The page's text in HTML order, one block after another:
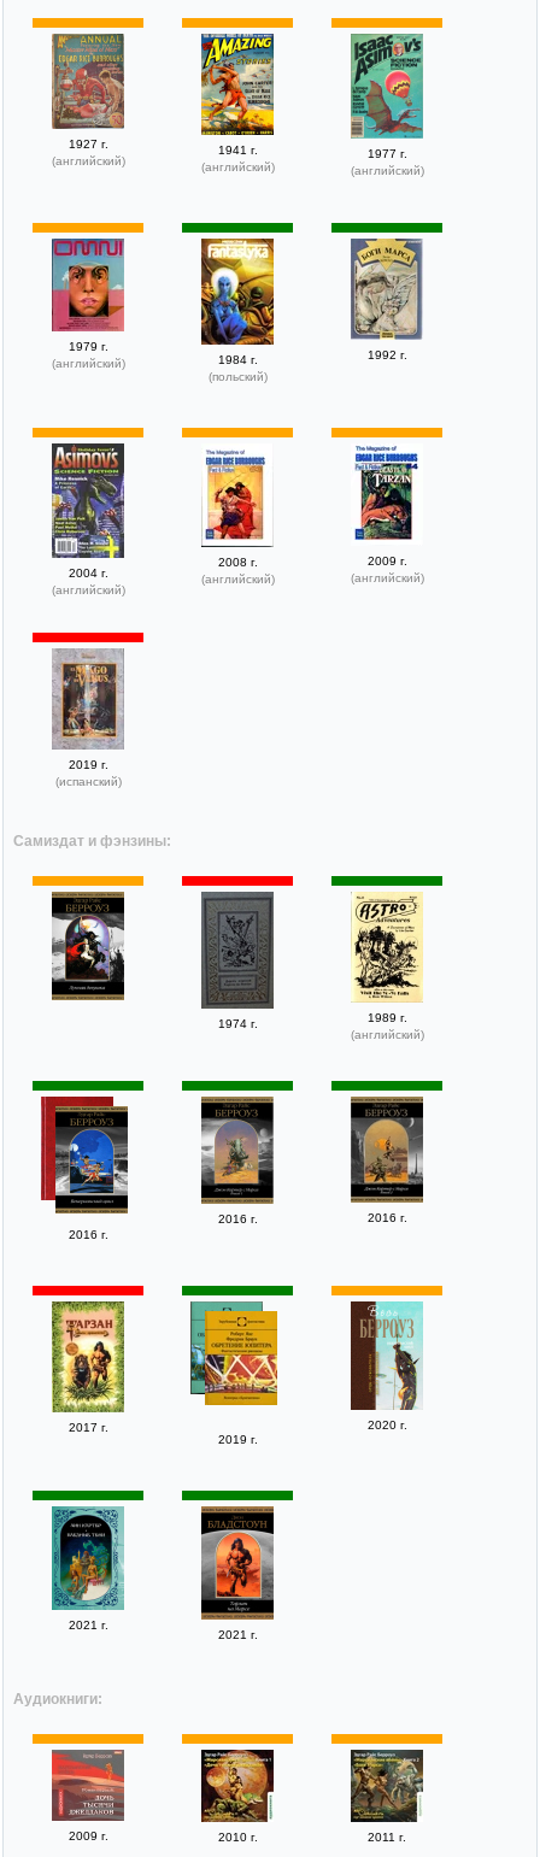
1927 г.
(английский)
1941 г.
(английский)
1977 г.
(английский)
1979 г.
(английский)
1984 г.
(польский)
1992 г.
2004 г.
(английский)
2008 г.
(английский)
2009 г.
(английский)
2019 г.
(испанский)
Самиздат и фэнзины:
1974 г.
1989 г.
(английский)
2016 г.
2016 г. 2016 г.
2017 г.
2019 г.
2020 г.
2021 г.
2021 г.
Аудиокниги:
2009 г. 2010 г. 2011 г.